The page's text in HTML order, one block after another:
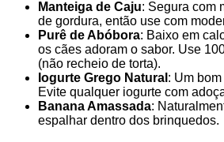
Manteiga de Caju: Segura com
de gordura, então use com
Purê de Abóbora: Baixo em
os cães adoram o sabor. Use
(não recheio de torta).
Iogurte Grego Natural : Um
Evite qualquer iogurte com
Banana Amassada:
espalhar dentro dos brinquedos.